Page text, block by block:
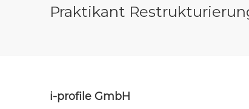
Praktikant
i-profile GmbH